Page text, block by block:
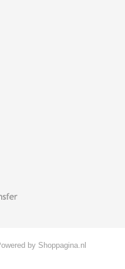
by Shoppagina.nl